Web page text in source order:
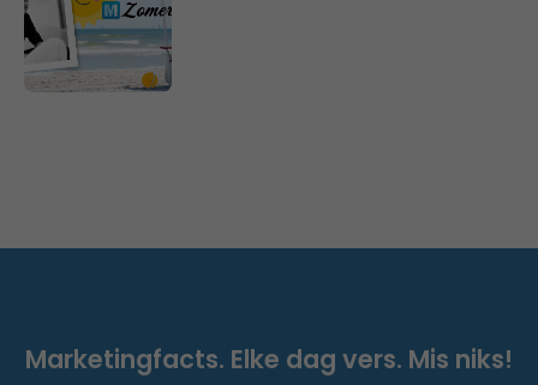
Marketingfacts. Elke dag vers. Mis niks!